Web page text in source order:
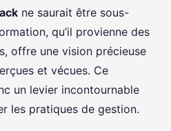
ne saurait être sous-
qu’il provienne des
offre une vision précieuse
et vécues. Ce
un levier incontournable
les pratiques de gestion.